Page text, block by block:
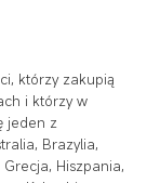
którzy zakupią
i którzy w
jeden z
Brazylia,
Hiszpania,